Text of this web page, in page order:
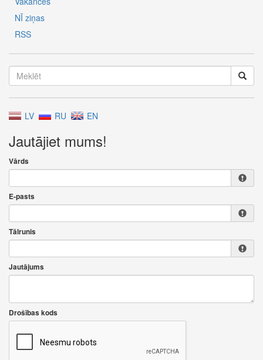
NĪ ziņas
RSS
LV RU EN
Jautājiet mums!
Vārds
E-pasts
Tālrunis
Jautājums
Drošības kods